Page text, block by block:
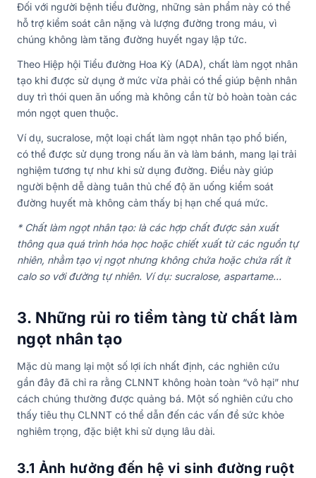
Đối với người bệnh tiểu đường, những sản phẩm này có thể
hỗ trợ kiểm soát cân nặng và lượng đường trong máu, vì
chúng không làm tăng đường huyết ngay lập tức.
Theo Hiệp hội Tiểu đường Hoa Kỳ (ADA), chất làm ngọt nhân
tạo khi được sử dụng ở mức vừa phải có thể giúp bệnh nhân
duy trì thói quen ăn uống mà không cần từ bỏ hoàn toàn các
món ngọt quen thuộc.
Ví dụ, sucralose, một loại chất làm ngọt nhân tạo phổ biến,
có thể được sử dụng trong nấu ăn và làm bánh, mang lại trải
nghiệm tương tự như khi sử dụng đường. Điều này giúp
người bệnh dễ dàng tuân thủ chế độ ăn uống kiểm soát
đường huyết mà không cảm thấy bị hạn chế quá mức.
* Chất làm ngọt nhân tạo: là các hợp chất được sản xuất
thông qua quá trình hóa học hoặc chiết xuất từ các nguồn tự
nhiên, nhằm tạo vị ngọt nhưng không chứa hoặc chứa rất ít
calo so với đường tự nhiên. Ví dụ: sucralose, aspartame…
3. Những rủi ro tiềm tàng từ chất làm
ngọt nhân tạo
Mặc dù mang lại một số lợi ích nhất định, các nghiên cứu
gần đây đã chỉ ra rằng CLNNT không hoàn toàn “vô hại” như
cách chúng thường được quảng bá. Một số nghiên cứu cho
thấy tiêu thụ CLNNT có thể dẫn đến các vấn đề sức khỏe
nghiêm trọng, đặc biệt khi sử dụng lâu dài.
3.1 Ảnh hưởng đến hệ vi sinh đường ruột